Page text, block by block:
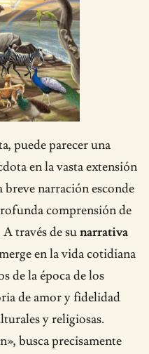
puede parecer una
en la vasta extensión
breve narración esconde
comprensión de
través de sunarrativa
en la vida cotidiana
de la época de los
de amor y fidelidad
y religiosas.
busca precisamente